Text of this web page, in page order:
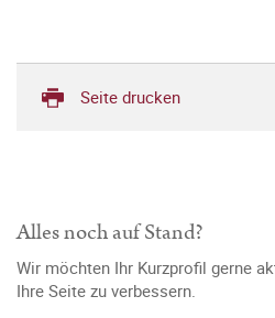
Seite drucken
Alles noch auf Stand?
Wir möchten Ihr Kurzprofil gerne
Ihre Seite zu verbessern.